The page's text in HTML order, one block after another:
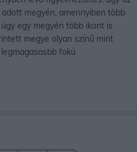
megyén, amennyiben több
egy megyén több ikont is
megye olyan színű mint
fokú